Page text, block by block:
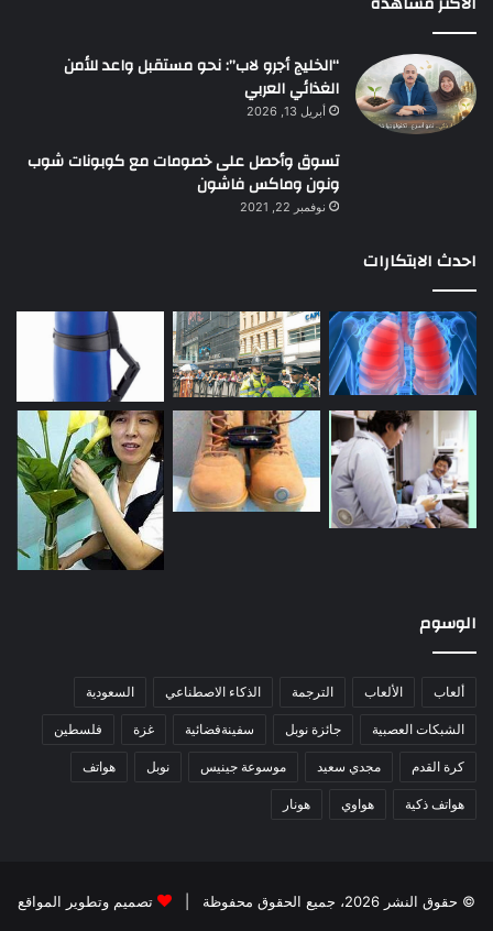
“الخليج أجرو لاب”: نحو مستقبل واعد للأمن
الغذائي العربي
أبريل 13, 2026
تسوق وأحصل على خصومات مع كوبونات شوب
ونون وماكس فاشون
نوفمبر 22, 2021
احدث الابتكارات
الوسوم
ألعاب الألعاب الترجمة الذكاء الاصطناعي السعودية
الشبكات العصبية جائزة نوبل سفينةفضائية غزة فلسطين
كرة القدم مجدي سعيد موسوعة جينيس نوبل هواتف
هواتف ذكية هواوي هونار
© حقوق النشر 2026، جميع الحقوق محفوظة |
تصميم وتطوير المواقع